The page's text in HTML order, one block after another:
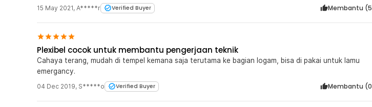
PR dari sekolah karena lampu ini cocok sekali untuk itu. LED COBnya ada 2 mode terang dan redup,
enak di genggam dengan bahan berlapis karet dan daya rekat magnet pada bagian bawah lampu ini
dan area terbatas saja karena tidak begitu terang.
15 May 2021, A*****r Verified Buyer Membantu (5
Plexibel cocok untuk membantu pengerjaan teknik
Cahaya terang, mudah di tempel kemana saja terutama ke bagian logam, bisa di pakai untuk lamu
emergancy.
04 Dec 2019, S*****o Verified Buyer Membantu (0